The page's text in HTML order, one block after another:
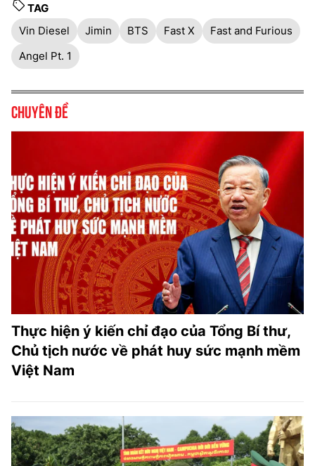
TAG
Vin Diesel
Jimin BTS Fast X
Fast and Furious
Angel Pt. 1
Chuyên đề
Thực hiện ý kiến chỉ đạo của Tổng Bí thư,
Chủ tịch nước về phát huy sức mạnh mềm
Việt Nam